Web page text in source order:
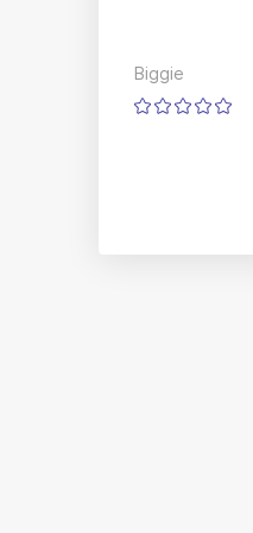
Biggie